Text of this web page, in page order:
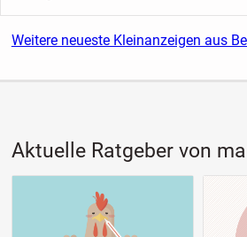
Weitere neueste Kleinanzeigen aus
Aktuelle Ratgeber von